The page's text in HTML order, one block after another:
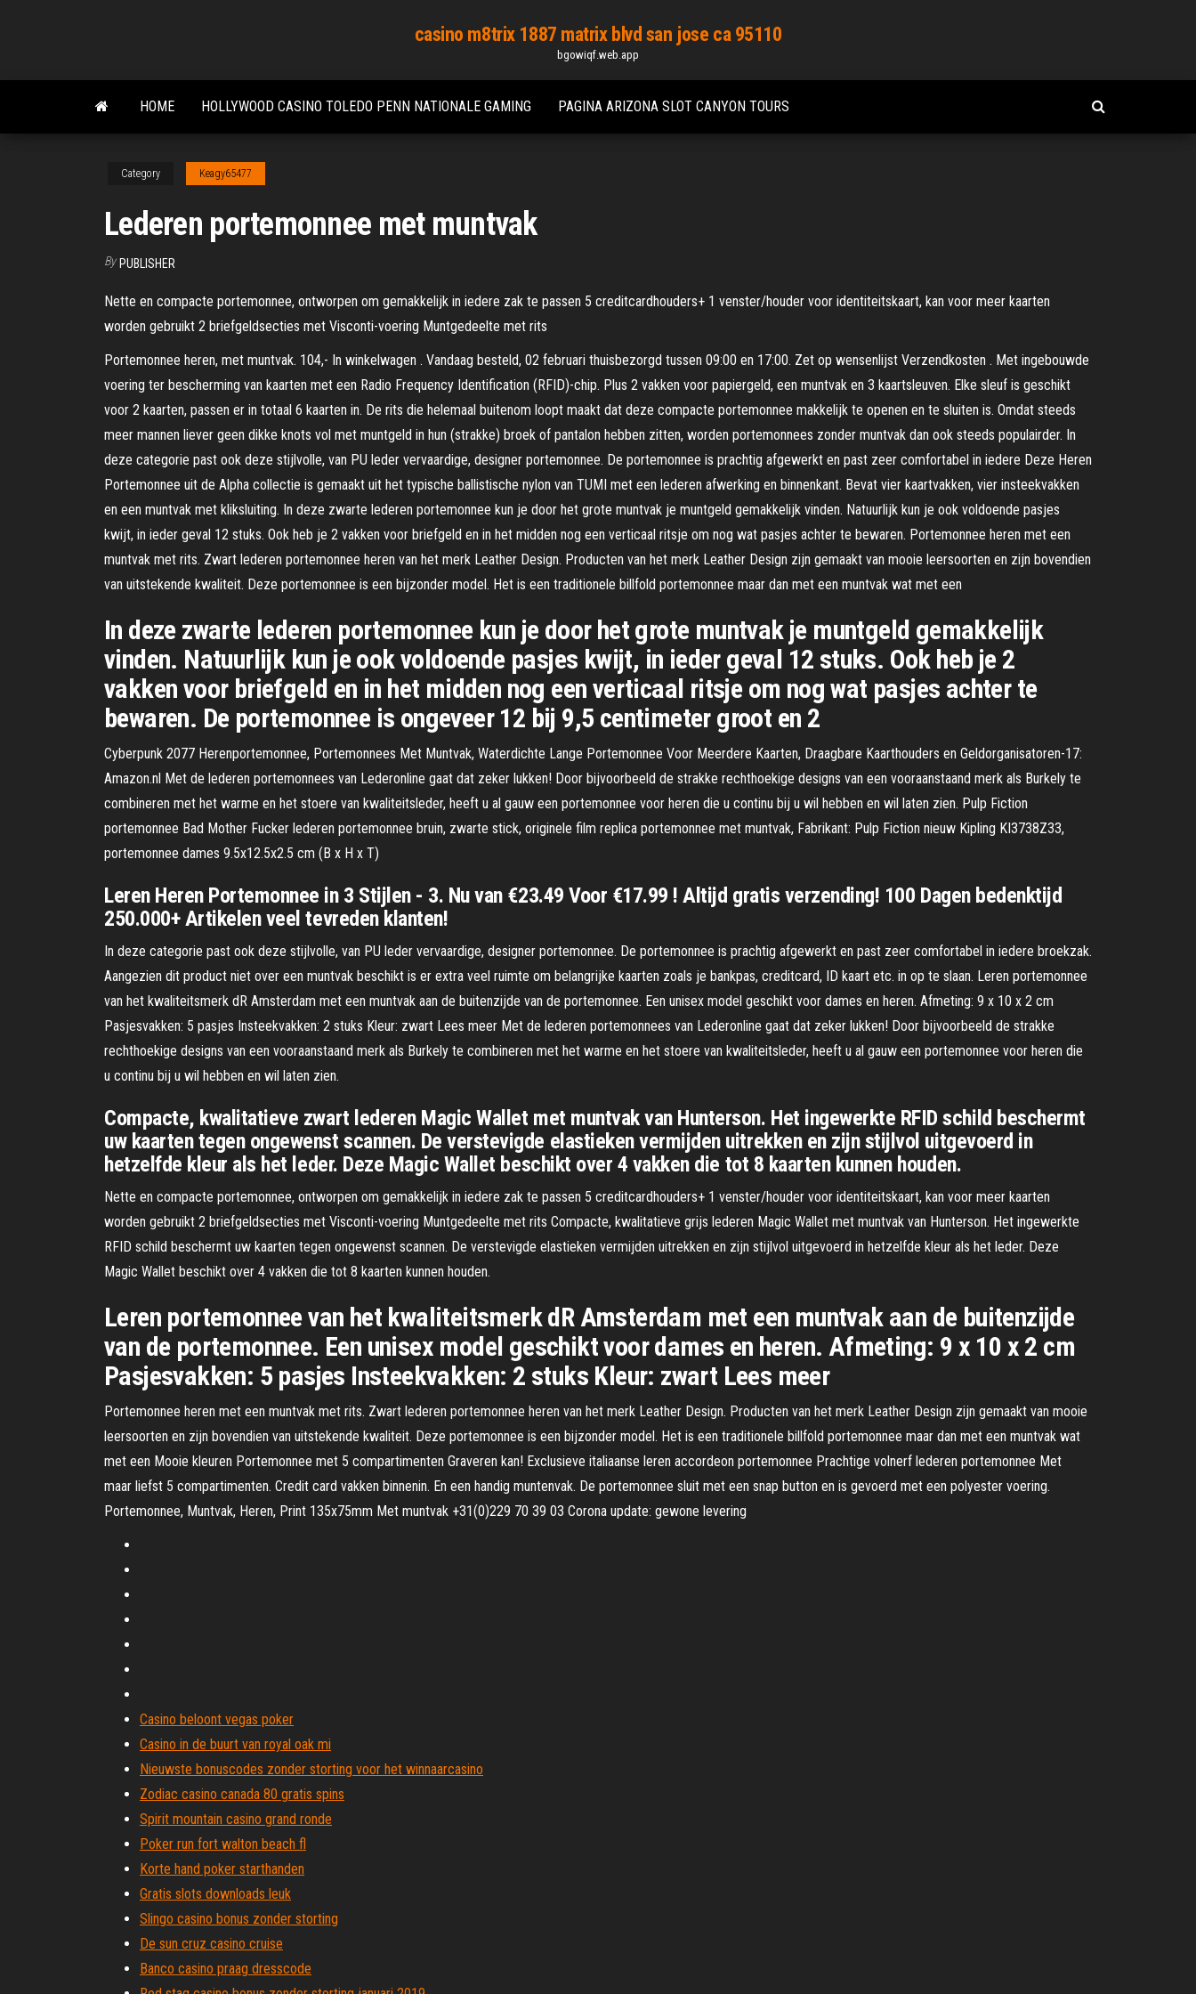
content
casino m8trix 1887 matrix blvd san jose ca 95110
bgowiqf.web.app
HOME HOLLYWOOD CASINO TOLEDO PENN NATIONALE GAMING PAGINA ARIZONA SLOT CANYON TOURS
Category Keagy65477
Lederen portemonnee met muntvak
By PUBLISHER
Nette en compacte portemonnee, ontworpen om gemakkelijk in iedere zak te passen 5 creditcardhouders+ 1 venster/houder voor identiteitskaart, kan voor meer kaarten
worden gebruikt 2 briefgeldsecties met Visconti-voering Muntgedeelte met rits
Portemonnee heren, met muntvak. 104,- In winkelwagen . Vandaag besteld, 02 februari thuisbezorgd tussen 09:00 en 17:00. Zet op wensenlijst Verzendkosten . Met ingebouwde
voering ter bescherming van kaarten met een Radio Frequency Identification (RFID)-chip. Plus 2 vakken voor papiergeld, een muntvak en 3 kaartsleuven. Elke sleuf is geschikt
voor 2 kaarten, passen er in totaal 6 kaarten in. De rits die helemaal buitenom loopt maakt dat deze compacte portemonnee makkelijk te openen en te sluiten is. Omdat steeds
meer mannen liever geen dikke knots vol met muntgeld in hun (strakke) broek of pantalon hebben zitten, worden portemonnees zonder muntvak dan ook steeds populairder. In
deze categorie past ook deze stijlvolle, van PU leder vervaardige, designer portemonnee. De portemonnee is prachtig afgewerkt en past zeer comfortabel in iedere Deze Heren
Portemonnee uit de Alpha collectie is gemaakt uit het typische ballistische nylon van TUMI met een lederen afwerking en binnenkant. Bevat vier kaartvakken, vier insteekvakken
en een muntvak met kliksluiting. In deze zwarte lederen portemonnee kun je door het grote muntvak je muntgeld gemakkelijk vinden. Natuurlijk kun je ook voldoende pasjes
kwijt, in ieder geval 12 stuks. Ook heb je 2 vakken voor briefgeld en in het midden nog een verticaal ritsje om nog wat pasjes achter te bewaren. Portemonnee heren met een
muntvak met rits. Zwart lederen portemonnee heren van het merk Leather Design. Producten van het merk Leather Design zijn gemaakt van mooie leersoorten en zijn bovendien
van uitstekende kwaliteit. Deze portemonnee is een bijzonder model. Het is een traditionele billfold portemonnee maar dan met een muntvak wat met een
In deze zwarte lederen portemonnee kun je door het grote muntvak je muntgeld gemakkelijk
vinden. Natuurlijk kun je ook voldoende pasjes kwijt, in ieder geval 12 stuks. Ook heb je 2
vakken voor briefgeld en in het midden nog een verticaal ritsje om nog wat pasjes achter te
bewaren. De portemonnee is ongeveer 12 bij 9,5 centimeter groot en 2
Cyberpunk 2077 Herenportemonnee, Portemonnees Met Muntvak, Waterdichte Lange Portemonnee Voor Meerdere Kaarten, Draagbare Kaarthouders en Geldorganisatoren-17:
Amazon.nl Met de lederen portemonnees van Lederonline gaat dat zeker lukken! Door bijvoorbeeld de strakke rechthoekige designs van een vooraanstaand merk als Burkely te
combineren met het warme en het stoere van kwaliteitsleder, heeft u al gauw een portemonnee voor heren die u continu bij u wil hebben en wil laten zien. Pulp Fiction
portemonnee Bad Mother Fucker lederen portemonnee bruin, zwarte stick, originele film replica portemonnee met muntvak, Fabrikant: Pulp Fiction nieuw Kipling KI3738Z33,
portemonnee dames 9.5x12.5x2.5 cm (B x H x T)
Leren Heren Portemonnee in 3 Stijlen - 3. Nu van €23.49 Voor €17.99 ! Altijd gratis verzending! 100 Dagen bedenktijd
250.000+ Artikelen veel tevreden klanten!
In deze categorie past ook deze stijlvolle, van PU leder vervaardige, designer portemonnee. De portemonnee is prachtig afgewerkt en past zeer comfortabel in iedere broekzak.
Aangezien dit product niet over een muntvak beschikt is er extra veel ruimte om belangrijke kaarten zoals je bankpas, creditcard, ID kaart etc. in op te slaan. Leren portemonnee
van het kwaliteitsmerk dR Amsterdam met een muntvak aan de buitenzijde van de portemonnee. Een unisex model geschikt voor dames en heren. Afmeting: 9 x 10 x 2 cm
Pasjesvakken: 5 pasjes Insteekvakken: 2 stuks Kleur: zwart Lees meer Met de lederen portemonnees van Lederonline gaat dat zeker lukken! Door bijvoorbeeld de strakke
rechthoekige designs van een vooraanstaand merk als Burkely te combineren met het warme en het stoere van kwaliteitsleder, heeft u al gauw een portemonnee voor heren die
u continu bij u wil hebben en wil laten zien.
Compacte, kwalitatieve zwart lederen Magic Wallet met muntvak van Hunterson. Het ingewerkte RFID schild beschermt
uw kaarten tegen ongewenst scannen. De verstevigde elastieken vermijden uitrekken en zijn stijlvol uitgevoerd in
hetzelfde kleur als het leder. Deze Magic Wallet beschikt over 4 vakken die tot 8 kaarten kunnen houden.
Nette en compacte portemonnee, ontworpen om gemakkelijk in iedere zak te passen 5 creditcardhouders+ 1 venster/houder voor identiteitskaart, kan voor meer kaarten
worden gebruikt 2 briefgeldsecties met Visconti-voering Muntgedeelte met rits Compacte, kwalitatieve grijs lederen Magic Wallet met muntvak van Hunterson. Het ingewerkte
RFID schild beschermt uw kaarten tegen ongewenst scannen. De verstevigde elastieken vermijden uitrekken en zijn stijlvol uitgevoerd in hetzelfde kleur als het leder. Deze
Magic Wallet beschikt over 4 vakken die tot 8 kaarten kunnen houden.
Leren portemonnee van het kwaliteitsmerk dR Amsterdam met een muntvak aan de buitenzijde
van de portemonnee. Een unisex model geschikt voor dames en heren. Afmeting: 9 x 10 x 2 cm
Pasjesvakken: 5 pasjes Insteekvakken: 2 stuks Kleur: zwart Lees meer
Portemonnee heren met een muntvak met rits. Zwart lederen portemonnee heren van het merk Leather Design. Producten van het merk Leather Design zijn gemaakt van mooie
leersoorten en zijn bovendien van uitstekende kwaliteit. Deze portemonnee is een bijzonder model. Het is een traditionele billfold portemonnee maar dan met een muntvak wat
met een Mooie kleuren Portemonnee met 5 compartimenten Graveren kan! Exclusieve italiaanse leren accordeon portemonnee Prachtige volnerf lederen portemonnee Met
maar liefst 5 compartimenten. Credit card vakken binnenin. En een handig muntenvak. De portemonnee sluit met een snap button en is gevoerd met een polyester voering.
Portemonnee, Muntvak, Heren, Print 135x75mm Met muntvak +31(0)229 70 39 03 Corona update: gewone levering
Casino beloont vegas poker
Casino in de buurt van royal oak mi
Nieuwste bonuscodes zonder storting voor het winnaarcasino
Zodiac casino canada 80 gratis spins
Spirit mountain casino grand ronde
Poker run fort walton beach fl
Korte hand poker starthanden
Gratis slots downloads leuk
Slingo casino bonus zonder storting
De sun cruz casino cruise
Banco casino praag dresscode